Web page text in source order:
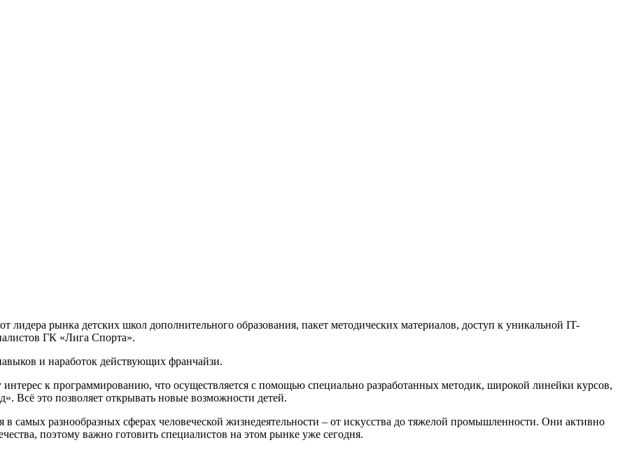
рынка детских школ дополнительного образования, пакет методических материалов, доступ к уникальной IT-
ГК «Лига Спорта».
и наработок действующих франчайзи.
к программированию, что осуществляется с помощью специально разработанных методик, широкой линейки курсов,
это позволяет открывать новые возможности детей.
самых разнообразных сферах человеческой жизнедеятельности – от искусства до тяжелой промышленности. Они активно
поэтому важно готовить специалистов на этом рынке уже сегодня.